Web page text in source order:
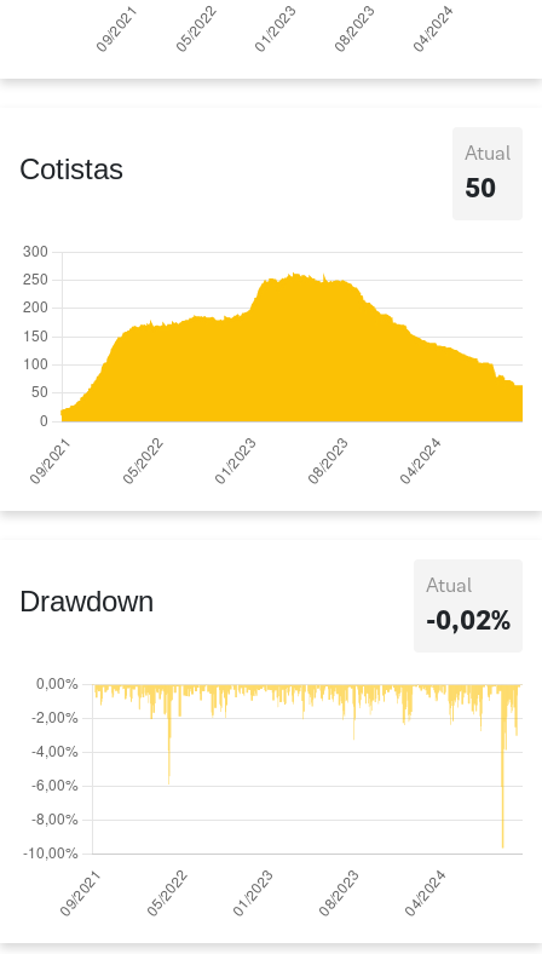
Cotistas Atual
50
Drawdown Atual
-0,02%